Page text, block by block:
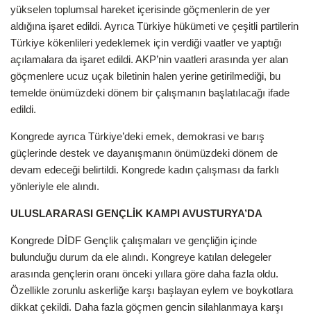
yükselen toplumsal hareket içerisinde göçmenlerin de yer
aldığına işaret edildi. Ayrıca Türkiye hükümeti ve çeşitli partilerin
Türkiye kökenlileri yedeklemek için verdiği vaatler ve yaptığı
açılamalara da işaret edildi. AKP’nin vaatleri arasında yer alan
göçmenlere ucuz uçak biletinin halen yerine getirilmediği, bu
temelde önümüzdeki dönem bir çalışmanın başlatılacağı ifade
edildi.
Kongrede ayrıca Türkiye’deki emek, demokrasi ve barış
güçlerinde destek ve dayanışmanın önümüzdeki dönem de
devam edeceği belirtildi. Kongrede kadın çalışması da farklı
yönleriyle ele alındı.
ULUSLARARASI GENÇLİK KAMPI AVUSTURYA’DA
Kongrede DİDF Gençlik çalışmaları ve gençliğin içinde
bulunduğu durum da ele alındı. Kongreye katılan delegeler
arasında gençlerin oranı önceki yıllara göre daha fazla oldu.
Özellikle zorunlu askerliğe karşı başlayan eylem ve boykotlara
dikkat çekildi. Daha fazla göçmen gencin silahlanmaya karşı